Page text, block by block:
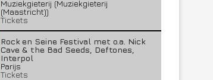
Muziekgieterij (Muziekgieterij
(Maastricht))
Tickets
Rock en Seine Festival met o.a. Nick
Cave & the Bad Seeds, Deftones,
Interpol
Parijs
Tickets